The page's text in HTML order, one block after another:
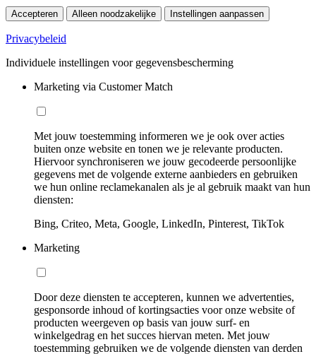
Accepteren Alleen noodzakelijke Instellingen aanpassen
Privacybeleid
Individuele instellingen voor gegevensbescherming
Marketing via Customer Match
Met jouw toestemming informeren we je ook over acties
buiten onze website en tonen we je relevante producten.
Hiervoor synchroniseren we jouw gecodeerde persoonlijke
gegevens met de volgende externe aanbieders en gebruiken
we hun online reclamekanalen als je al gebruik maakt van hun
diensten:
Bing, Criteo, Meta, Google, LinkedIn, Pinterest, TikTok
Marketing
Door deze diensten te accepteren, kunnen we advertenties,
gesponsorde inhoud of kortingsacties voor onze website of
producten weergeven op basis van jouw surf- en
winkelgedrag en het succes hiervan meten. Met jouw
toestemming gebruiken we de volgende diensten van derden